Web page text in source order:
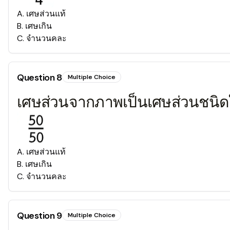
A. เศษส่วนแท้
B. เศษเกิน
C. จำนวนคละ
Question8 Multiple Choice
เศษส่วนจากภาพเป็นเศษส่วนชนิ
A. เศษส่วนแท้
B. เศษเกิน
C. จำนวนคละ
Question9 Multiple Choice